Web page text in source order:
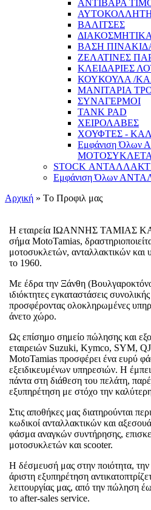
ΑΝΤΙΒΑΡΑ
ΒΑΛΙΤΣΕΣ
ΔΙΑΚΟΣΜΗΤΙΚΑ
ΒΑΣΗ
ΖΕΛΑΤΙΝΕΣ
ΚΛΕΙΔΑΡΙΕΣ
ΚΟΥΚΟΥΛΑ /
ΜΑΝΙΤΑΡΙΑ
ΣΥΝΑΓΕΡΜΟΙ
TANK PAD
ΧΕΙΡΟΛΑΒΕΣ
ΧΟΥΦΤΕΣ -
Εμφάνιση Όλων
STOCK
Εμφάνιση Όλων
Αρχική » Tο Προφιλ μας
Η εταιρεία ΙΩΑΝΝΗΣ ΤΑΜΙΑΣ ΚΑΙ
σήμα MotoTamias,
μοτοσυκλετών, ανταλλακτικών και
το 1960.
Με έδρα την Ξάνθη
ιδιόκτητες εγκαταστάσεις
προσφέροντας ολοκληρωμένες
άνετο χώρο.
Ως επίσημο σημείο πώλησης και
εταιρειών Suzuki, Kymco, SYM,
MotoTamias προσφέρει ένα ευρύ
εξειδικευμένων υπηρεσιών. Η
πάντα στη διάθεση του πελάτη,
εξυπηρέτηση με στόχο την
Στις αποθήκες μας διατηρούνται
κωδικοί ανταλλακτικών και
φάσμα αναγκών συντήρησης,
μοτοσυκλετών και scooter.
Η δέσμευσή μας στην ποιότητα, την
άριστη εξυπηρέτηση
λειτουργίας μας, από την πώληση
το after-sales service.